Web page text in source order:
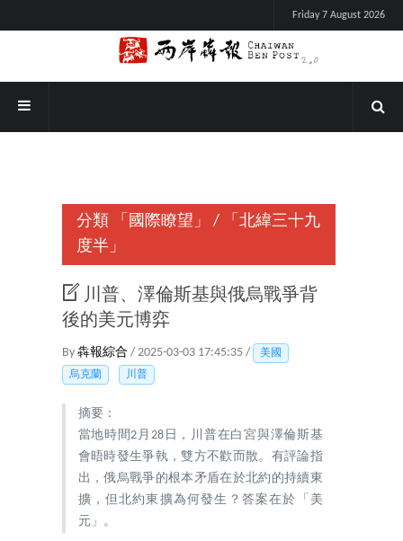
Friday 7 August 2026
分類 「國際瞭望」 /
「北緯三十九
度半」
川普、澤倫斯基與俄烏戰爭背
後的美元博弈
By 犇報綜合 / 2025-03-03 17:45:35 /
美國
烏克蘭
川普
摘要：
當地時間2月28日，川普在白宮與澤倫斯基
會晤時發生爭執，雙方不歡而散。有評論指
出，俄烏戰爭的根本矛盾在於北約的持續東
擴，但北約東擴為何發生？答案在於「美
元」。